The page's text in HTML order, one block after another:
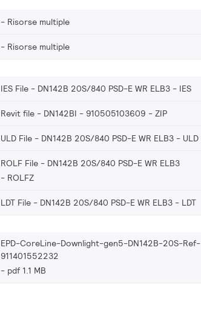
Risorse multiple
Risorse multiple
IES File - DN142B 20S/840 PSD-E WR ELB3 IES
Revit file - DN142BI - 910505103609 ZIP
ULD File - DN142B 20S/840 PSD-E WR ELB3 ULD
ROLF File - DN142B 20S/840 PSD-E WR ELB3
ROLFZ
LDT File - DN142B 20S/840 PSD-E WR ELB3 LDT
EPD-CoreLine-Downlight-gen5-DN142B-20S-Ref-
911401552232
pdf 1.1 MB